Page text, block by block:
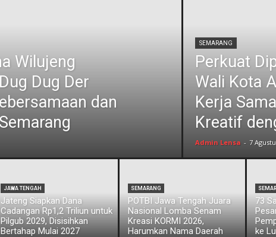
Wilujeng
Dug Der
dan
SEMARANG
Perkuat
Wali Kota
Kerja
Kreatif
Admin Lensa - 7
JAWA TENGAH
Jateng Siapkan Dana
Cadangan Rp1,2 Triliun untuk
Pilgub 2029, Disisihkan
Bertahap Mulai 2027
SEMARANG
POTBI Jawa Tengah Juara
Nasional Lomba Senam
Kreasi KORMI 2026,
Harumkan Nama Daerah
73
ke